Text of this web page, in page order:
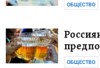
ОБЩЕСТВО
ОБЩЕСТВО